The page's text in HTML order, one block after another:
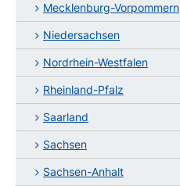
Mecklenburg-Vorpommern
Niedersachsen
Nordrhein-Westfalen
Rheinland-Pfalz
Saarland
Sachsen
Sachsen-Anhalt